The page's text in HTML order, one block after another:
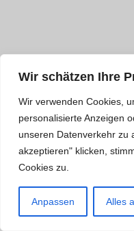
Wir schätzen Ihre
Wir verwenden Cookies,
personalisierte Anzeigen
unseren Datenverkehr zu
akzeptieren" klicken,
Cookies zu.
Anpassen Alles